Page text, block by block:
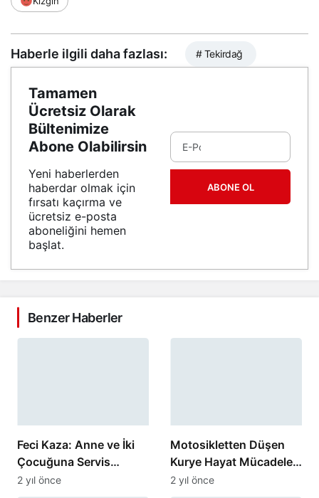
Haberle ilgili daha fazlası: # Tekirdağ
Tamamen
Ücretsiz Olarak
Bültenimize
Abone Olabilirsin
Yeni haberlerden
haberdar olmak için
fırsatı kaçırma ve
ücretsiz e-posta
aboneliğini hemen
başlat.
ABONE OL
Benzer Haberler
Feci Kaza: Anne ve İki
Çocuğuna Servis
Minibüsü Çarptı
2 yıl önce
Motosikletten Düşen
Kurye Hayat Mücadelesi
Veriyor
2 yıl önce